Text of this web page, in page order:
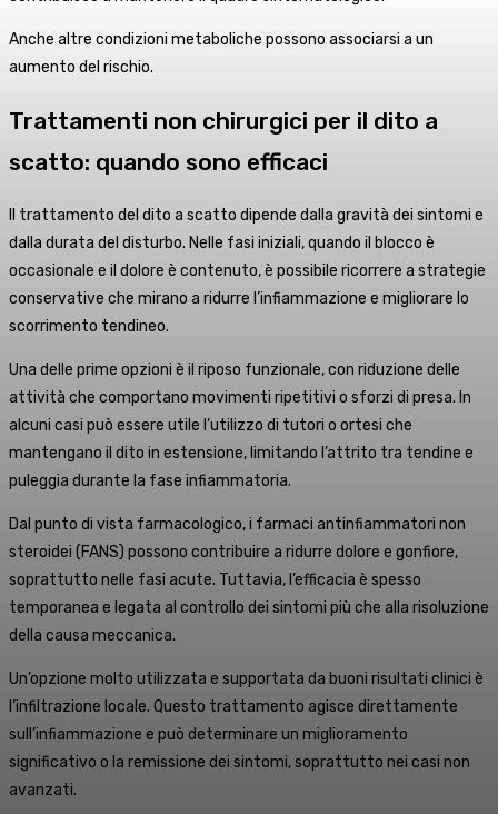
Anche altre condizioni metaboliche possono associarsi a un
aumento del rischio.
Trattamenti non chirurgici per il dito a
scatto: quando sono efficaci
Il trattamento del dito a scatto dipende dalla gravità dei sintomi e
dalla durata del disturbo. Nelle fasi iniziali, quando il blocco è
occasionale e il dolore è contenuto, è possibile ricorrere a strategie
conservative che mirano a ridurre l’infiammazione e migliorare lo
scorrimento tendineo.
Una delle prime opzioni è il riposo funzionale, con riduzione delle
attività che comportano movimenti ripetitivi o sforzi di presa. In
alcuni casi può essere utile l’utilizzo di tutori o ortesi che
mantengano il dito in estensione, limitando l’attrito tra tendine e
puleggia durante la fase infiammatoria.
Dal punto di vista farmacologico, i farmaci antinfiammatori non
steroidei (FANS) possono contribuire a ridurre dolore e gonfiore,
soprattutto nelle fasi acute. Tuttavia, l’efficacia è spesso
temporanea e legata al controllo dei sintomi più che alla risoluzione
della causa meccanica.
Un’opzione molto utilizzata e supportata da buoni risultati clinici è
l’infiltrazione locale. Questo trattamento agisce direttamente
sull’infiammazione e può determinare un miglioramento
significativo o la remissione dei sintomi, soprattutto nei casi non
avanzati.